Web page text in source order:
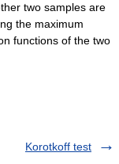
two samples are
the maximum
functions of the two
Korotkoff test